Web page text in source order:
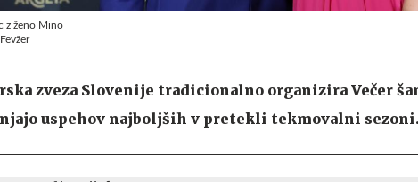
z ženo Mino
zveza Slovenije tradicionalno organizira Večer
uspehov najboljših v pretekli tekmovalni sezoni.